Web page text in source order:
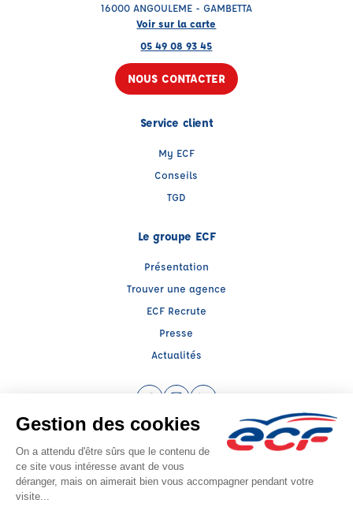
16000 ANGOULEME - GAMBETTA
Voir sur la carte
05 49 08 93 45
NOUS CONTACTER
Service client
My ECF
Conseils
TGD
Le groupe ECF
Présentation
Trouver une agence
ECF Recrute
Presse
Actualités
Facebook (nouvelle fenêtre)
Instagram (nouvelle fenêtre)
LinkedIn (nouvelle fenêtre)
Raison sociale : ECF CER CENTRE ATLANTIQUE - Capital social: 2500000€
SIREN: 312379266 - Numéro de TVA intracommunautaire: FR 52 312379266
Agrément n°E1401600030
Siège social : RN 11 - Rte de la Mothe Les Champs Dorés, LA CRECHE (79260) -